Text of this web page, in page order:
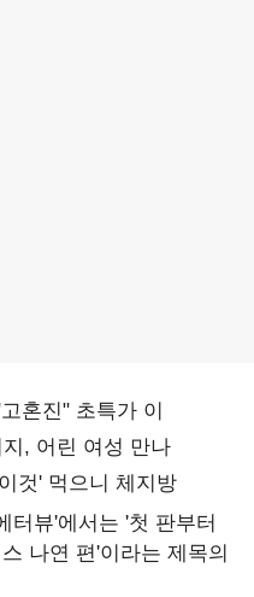
터뷰'에서는 '첫 판부터
나연 편'이라는 제목의